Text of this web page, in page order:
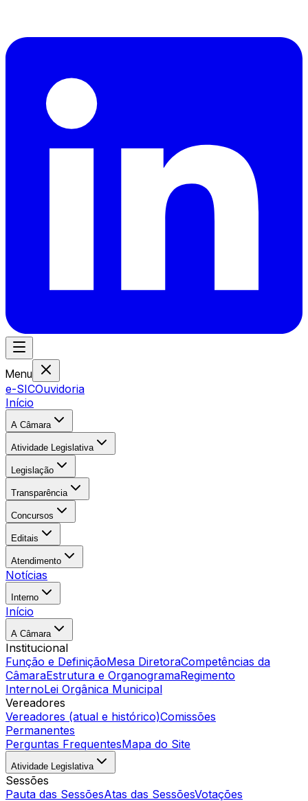
Menu
e-SICOuvidoria
Início
A Câmara
Atividade Legislativa
Legislação
Transparência
Concursos
Editais
Atendimento
Notícias
Interno
Início
A Câmara
Institucional
Função e DefiniçãoMesa DiretoraCompetências da
CâmaraEstrutura e OrganogramaRegimento
InternoLei Orgânica Municipal
Vereadores
Vereadores (atual e histórico)Comissões
Permanentes
Perguntas FrequentesMapa do Site
Atividade Legislativa
Sessões
Pauta das SessõesAtas das SessõesVotações